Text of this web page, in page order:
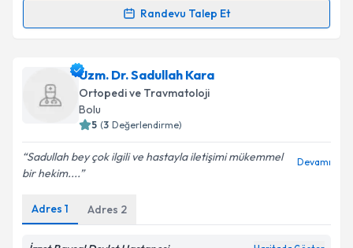
Takvim Talebini Gönder
Randevu Talep Et
Randevu Takvimi Talebi
Op. Dr. Atakan Subaşıiçin randevu takvimi talebi
oluşturun. Size bu uzmandan randevu almanız için bir
takvim hazırlandığında e-posta ile bilgilendireceğiz.
Kişisel verilerimin işlenmesine ilişkin
Metni'ni okudum ve kişisel verilerimin belirtilen
Uzm. Dr. Sadullah Kara
Ortopedi ve Travmatoloji
Bolu
5 (3 Değerlendirme)
Sadullah bey çok ilgili ve hastayla iletişimi mükemmel
bir hekim....
Devamı
Adres 1 Adres 2